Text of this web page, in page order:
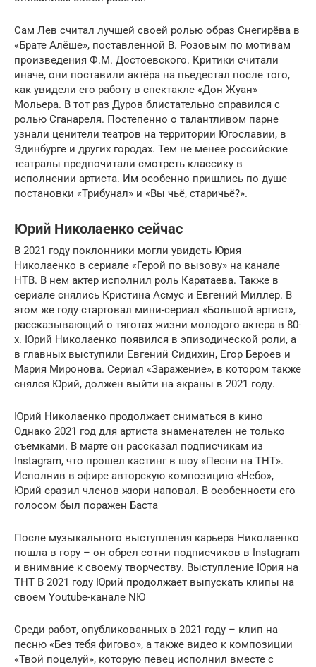
Сам Лев считал лучшей своей ролью образ Снегирёва в
«Брате Алёше», поставленной В. Розовым по мотивам
произведения Ф.М. Достоевского. Критики считали
иначе, они поставили актёра на пьедестал после того,
как увидели его работу в спектакле «Дон Жуан»
Мольера. В тот раз Дуров блистательно справился с
ролью Сганареля. Постепенно о талантливом парне
узнали ценители театров на территории Югославии, в
Эдинбурге и других городах. Тем не менее российские
театралы предпочитали смотреть классику в
исполнении артиста. Им особенно пришлись по душе
постановки «Трибунал» и «Вы чьё, старичьё?».
Юрий Николаенко сейчас
В 2021 году поклонники могли увидеть Юрия
Николаенко в сериале «Герой по вызову» на канале
НТВ. В нем актер исполнил роль Каратаева. Также в
сериале снялись Кристина Асмус и Евгений Миллер. В
этом же году стартовал мини-сериал «Большой артист»,
рассказывающий о тяготах жизни молодого актера в 80-
х. Юрий Николаенко появился в эпизодической роли, а
в главных выступили Евгений Сидихин, Егор Бероев и
Мария Миронова. Сериал «Заражение», в котором также
снялся Юрий, должен выйти на экраны в 2021 году.
Юрий Николаенко продолжает сниматься в кино
Однако 2021 год для артиста знаменателен не только
съемками. В марте он рассказал подписчикам из
Instagram, что прошел кастинг в шоу «Песни на ТНТ».
Исполнив в эфире авторскую композицию «Небо»,
Юрий сразил членов жюри наповал. В особенности его
голосом был поражен Баста
После музыкального выступления карьера Николаенко
пошла в гору – он обрел сотни подписчиков в Instagram
и внимание к своему творчеству. Выступление Юрия на
ТНТ В 2021 году Юрий продолжает выпускать клипы на
своем Youtube-канале NЮ
Среди работ, опубликованных в 2021 году – клип на
песню «Без тебя фигово», а также видео к композиции
«Твой поцелуй», которую певец исполнил вместе с